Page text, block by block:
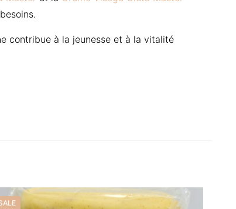
contribue à la jeunesse et à la vitalité